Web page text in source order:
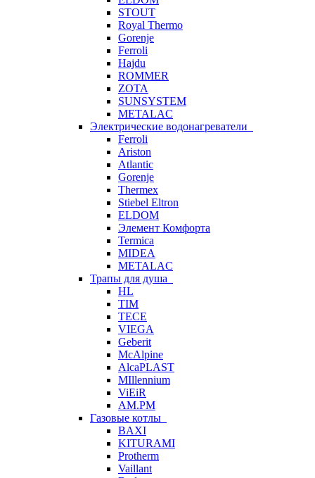
STOUT
Royal Thermo
Gorenje
Ferroli
Hajdu
ROMMER
ZOTA
SUNSYSTEM
METALAC
Электрические водонагреватели
Ferroli
Ariston
Atlantic
Gorenje
Thermex
Stiebel Eltron
ELDOM
Элемент Комфорта
Termica
MIDEA
METALAC
Трапы для душа
HL
TIM
TECE
VIEGA
Geberit
McAlpine
AlcaPLAST
MIllennium
ViEiR
AM.PM
Газовые котлы
BAXI
KITURAMI
Protherm
Vaillant